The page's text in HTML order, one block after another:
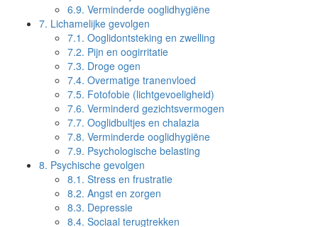
6.9. Verminderde ooglidhygiëne
7. Lichamelijke gevolgen
7.1. Ooglidontsteking en zwelling
7.2. Pijn en oogirritatie
7.3. Droge ogen
7.4. Overmatige tranenvloed
7.5. Fotofobie (lichtgevoeligheid)
7.6. Verminderd gezichtsvermogen
7.7. Ooglidbultjes en chalazia
7.8. Verminderde ooglidhygiëne
7.9. Psychologische belasting
8. Psychische gevolgen
8.1. Stress en frustratie
8.2. Angst en zorgen
8.3. Depressie
8.4. Sociaal terugtrekken